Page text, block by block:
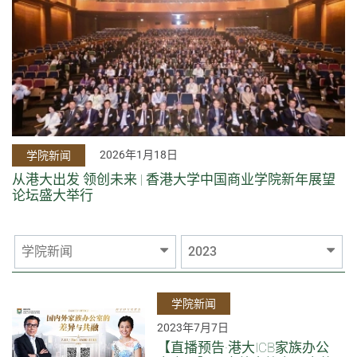
学院新闻 2026年1月18日
从港大出发 领创未来 | 香港大学中国商业学院新年展望
论坛盛大举行
学院新闻 2023
学院新闻
2023年7月7日
【直播预告·港大ICB家族办公